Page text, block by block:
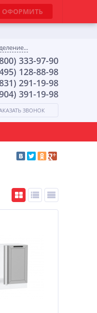
333-97-90
128-88-98
291-19-98
391-19-98
ЗВОНОК
ОФОРМИТЬ